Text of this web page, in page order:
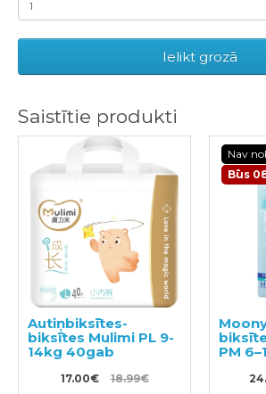
Ielikt grozā
Saistītie produkti
Autiņbiksītes-
biksītes Mulimi PL 9-
14kg 40gab
17.00€ 18.99€
Nav
Būs
PM